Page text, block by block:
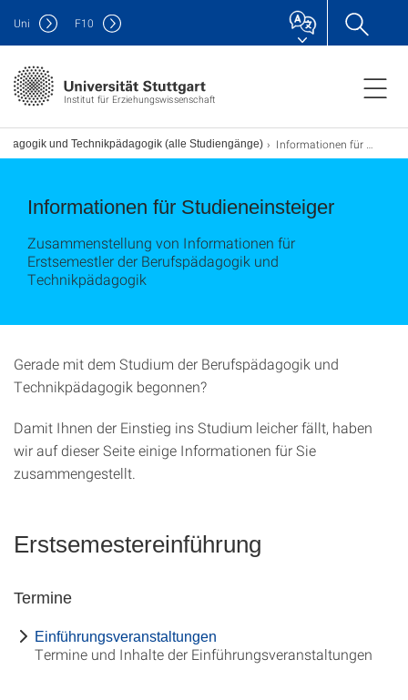
Institut für Erziehungswissenschaft
Uni F10
und Technikpädagogik (alle Studiengänge) Informationen für Studieneinsteiger
Informationen für Studieneinsteiger
Zusammenstellung von Informationen für
Erstsemestler der Berufspädagogik und
Technikpädagogik
Gerade mit dem Studium der Berufspädagogik und
Technikpädagogik begonnen?
Damit Ihnen der Einstieg ins Studium leicher fällt, haben
wir auf dieser Seite einige Informationen für Sie
zusammengestellt.
Erstsemestereinführung
Termine
Einführungsveranstaltungen
Termine und Inhalte der Einführungsveranstaltungen